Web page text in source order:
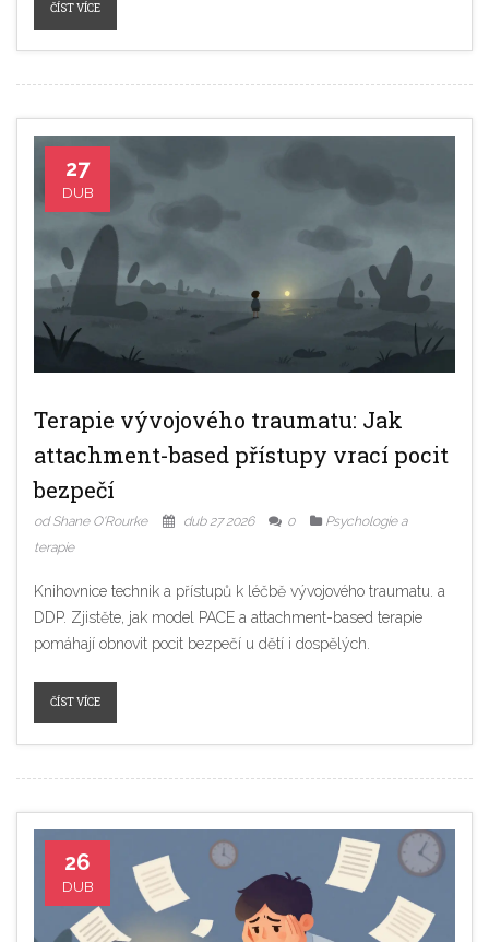
ČÍST VÍCE
27
DUB
Terapie vývojového traumatu: Jak
attachment-based přístupy vrací pocit
bezpečí
od Shane O'Rourke dub 27 2026 0
Psychologie a
terapie
Knihovnice technik a přístupů k léčbě vývojového traumatu. a
DDP. Zjistěte, jak model PACE a attachment-based terapie
pomáhají obnovit pocit bezpečí u dětí i dospělých.
ČÍST VÍCE
26
DUB